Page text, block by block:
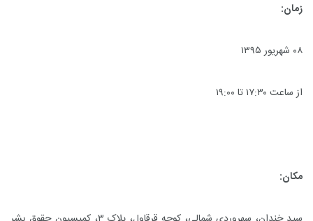
زمان:
۰۸ شهریور ۱۳۹۵
از ساعت ۱۷:۳۰ تا ۱۹:۰۰
مکان: